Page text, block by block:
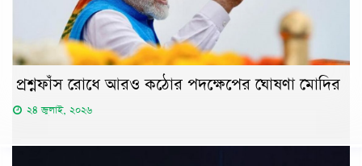
প্রশ্নফাঁস রোধে আরও কঠোর পদক্ষেপের ঘোষণা মোদির
২৪ জুলাই, ২০২৬